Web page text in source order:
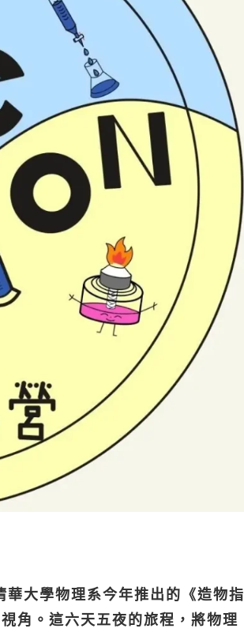
大學物理系今年推出的《造物指
角。這六天五夜的旅程，將物理